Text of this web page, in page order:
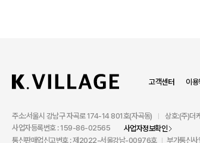
고객센터 이용
주소:서울시 강남구 자곡로 174-14 801호(자곡동) 상호:(주)더
사업자등록번호 : 159-86-02565
사업자정보확인
통신판매업신고번호 : 제2022-서울강남-00976호
부가통신